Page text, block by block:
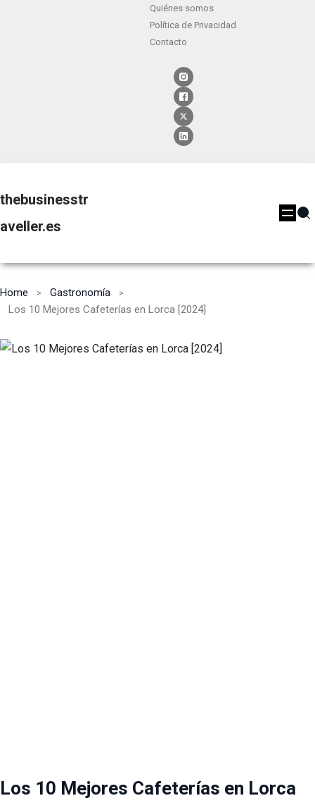
Quiénes somos
Política de Privacidad
Contacto
thebusinesstr
aveller.es
Home
Gastronomía
Los 10 Mejores Cafeterías en Lorca [2024]
Los 10 Mejores Cafeterías en Lorca